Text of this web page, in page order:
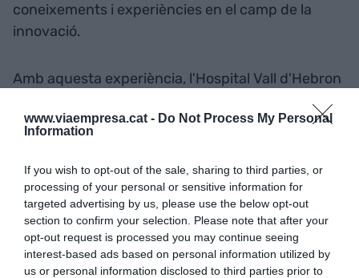
www.viaempresa.cat - Do Not Process My Personal
Information
If you wish to opt-out of the sale, sharing to third parties, or
processing of your personal or sensitive information for
targeted advertising by us, please use the below opt-out
section to confirm your selection. Please note that after your
opt-out request is processed you may continue seeing
interest-based ads based on personal information utilized by
us or personal information disclosed to third parties prior to
coneixements i experiències en el camp de la
innovació.
Amb aquesta experiència, l'Hospital Vall d'Hebron
i Sónar+D connecten el món artístic amb l'entorn
científic amb la finalitat d'afavorir la relació entre
tecnologia emergent.
AfegirVIA Empresacom a font preferida de
Google de forma gratuïta
Estigues informat amb les últimes notícies d'actualitat
ACTIVAR ARA